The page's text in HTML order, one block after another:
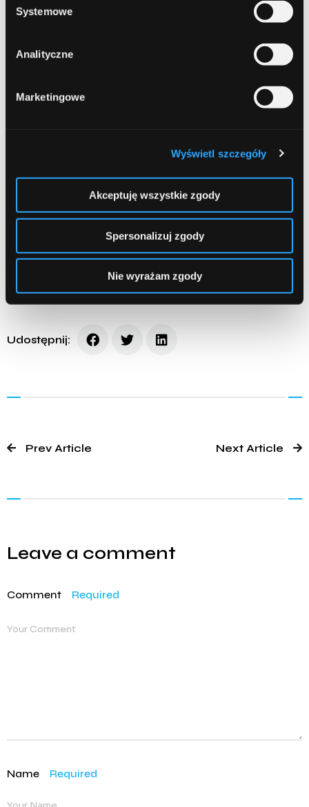
Systemowe
Analityczne
Marketingowe
Wyświetl szczegóły
Akceptuję wszystkie zgody
Spersonalizuj zgody
Nie wyrażam zgody
Na zdjęciu blogi autorstwa Grzegorza
Compare Yourself,Strona główna
compare yourself
zarabianie przez blogowanie
Udostępnij:
Prev Article Next Article
Leave a comment
Comment Required
Name Required